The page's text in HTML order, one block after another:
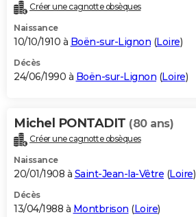
Créer une cagnotte obsèques
Naissance
10/10/1910 à Boën-sur-Lignon (Loire)
Décès
24/06/1990 à Boën-sur-Lignon (Loire)
Michel PONTADIT (80 ans)
Créer une cagnotte obsèques
Naissance
20/01/1908 à Saint-Jean-la-Vêtre (Loire)
Décès
13/04/1988 à Montbrison (Loire)